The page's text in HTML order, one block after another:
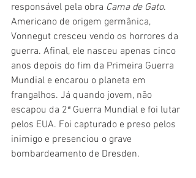
responsável pela obra Cama de Gato.
Americano de origem germânica,
Vonnegut cresceu vendo os horrores da
guerra. Afinal, ele nasceu apenas cinco
anos depois do fim da Primeira Guerra
Mundial e encarou o planeta em
frangalhos. Já quando jovem, não
escapou da 2ª Guerra Mundial e foi lutar
pelos EUA. Foi capturado e preso pelos
inimigo e presenciou o grave
bombardeamento de Dresden.